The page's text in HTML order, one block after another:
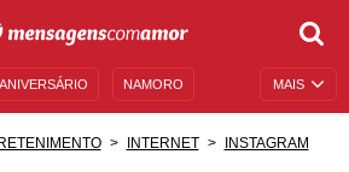
MAIS
ANIVERSÁRIO NAMORO
INTERNET INSTAGRAM